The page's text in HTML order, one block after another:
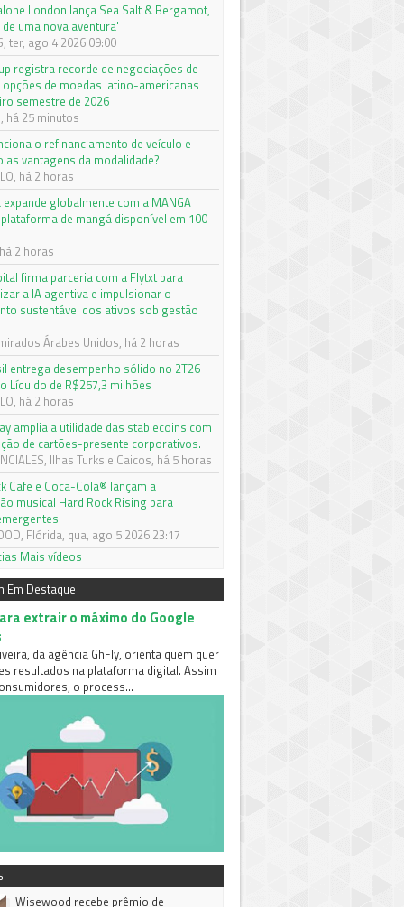
London lança Sea Salt & Bergamot,
uma nova aventura'
ter, ago 4 2026 09:00
registra recorde de negociações de
de moedas latino-americanas
semestre de 2026
há 25 minutos
o refinanciamento de veículo e
as vantagens da modalidade?
há 2 horas
globalmente com a MANGA
plataforma de mangá disponível em 100
2 horas
firma parceria com a Flytxt para
a IA agentiva e impulsionar o
sustentável dos ativos sob gestão
Árabes Unidos, há 2 horas
entrega desempenho sólido no 2T26
Líquido de R$257,3 milhões
há 2 horas
amplia a utilidade das stablecoins com
de cartões-presente corporativos.
Ilhas Turks e Caicos, há 5 horas
Cafe e Coca-Cola® lançam a
musical Hard Rock Rising para
Flórida, qua, ago 5 2026 23:17
Mais vídeos
Em Destaque
extrair o máximo do Google
da agência GhFly, orienta quem quer
resultados na plataforma digital. Assim
o process...
Wisewood recebe prêmio de